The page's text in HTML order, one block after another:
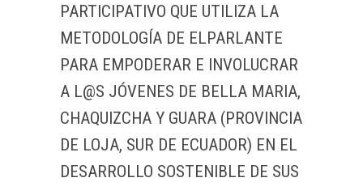
PARTICIPATIVO QUE UTILIZA LA
METODOLOGÍA DE ELPARLANTE
PARA EMPODERAR E INVOLUCRAR
A L@S JÓVENES DE BELLA MARIA,
CHAQUIZCHA Y GUARA (PROVINCIA
DE LOJA, SUR DE ECUADOR) EN EL
DESARROLLO SOSTENIBLE DE SUS